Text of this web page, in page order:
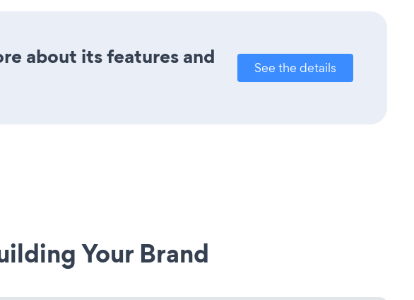
about its features and
See the details
Your Brand